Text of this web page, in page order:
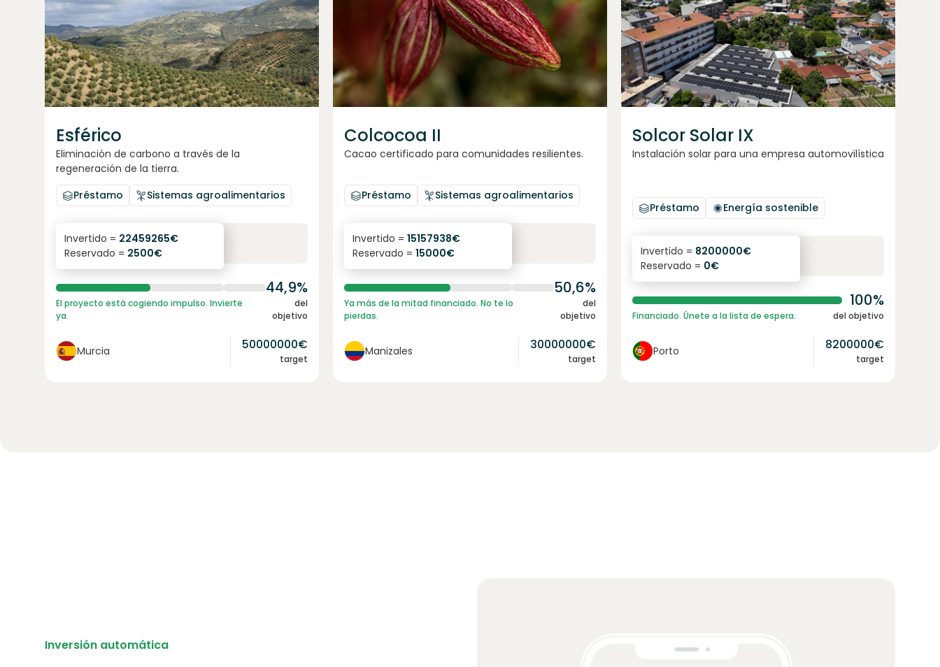
Esférico
Eliminación de carbono a través de la
regeneración de la tierra.
Préstamo
Sistemas agroalimentarios
6.3%
interés anual
Invertido = 22459265€
Reservado = 2500€
44,9%
El proyecto está cogiendo impulso. Invierte
ya.
del
objetivo
Murcia 50000000€
target
Colcocoa II
Cacao certificado para comunidades resilientes.
Préstamo Sistemas agroalimentarios
6.1%
interés anual
Invertido = 15157938€
Reservado = 15000€
50,6%
Ya más de la mitad financiado. No te lo
pierdas.
del
objetivo
Manizales 30000000€
target
Solcor Solar IX
Instalación solar para una empresa automovilística
Préstamo Energía sostenible
6.1%
interés anual
Invertido = 8200000€
Reservado = 0€
100%
Financiado. Únete a la lista de espera. del objetivo
Porto 8200000€
target
Inversión automática